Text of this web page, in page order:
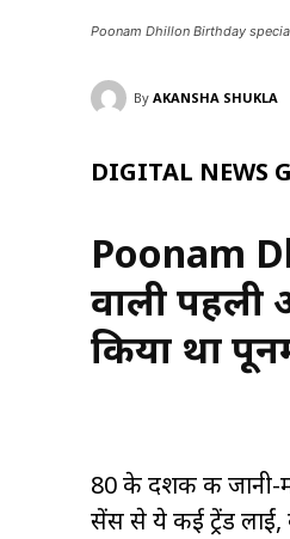
Poonam Dhillon Birthday special :
By AKANSHA SHUKLA
DIGITAL NEWS
Poonam
वाली पहली
किया था
80 के दशक की जानी-
सेंस से ये कई ट्रेंड लाईं,